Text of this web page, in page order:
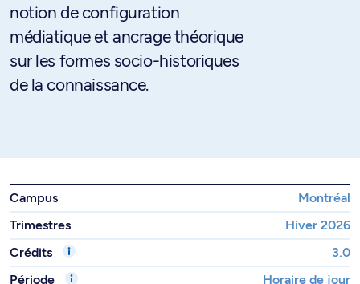
notion de configuration
médiatique et ancrage théorique
sur les formes socio-historiques
de la connaissance.
Campus
Montréal
Trimestres
Hiver 2026
Crédits
3.0
Période
Horaire de jour